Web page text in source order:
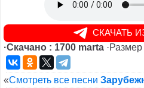
СКАЧАТЬ
·Скачано : 1700 marta ·Размер
«Смотреть все песни